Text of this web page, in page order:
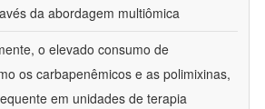
da abordagem multiômica
o elevado consumo de
os carbapenêmicos e as polimixinas,
em unidades de terapia